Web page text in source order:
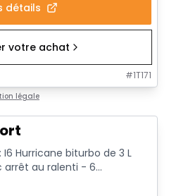
détails
votre achat
#1T171
légale
Hurricane biturbo de 3 L
au ralenti - 6...